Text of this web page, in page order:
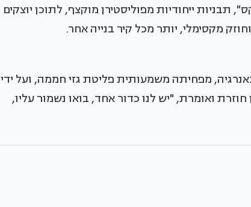
תבניות ייחודיות מפוליסטירן מוקצף, לתוכן יוצקים
מקסימלי, יותר מכל קיר בנייה אחר.
מפחיתה משמעותית פליטת גזי חממה, ועל ידי
ואומרת, "יש לנו כדור אחד, בואו נשמור עליו,